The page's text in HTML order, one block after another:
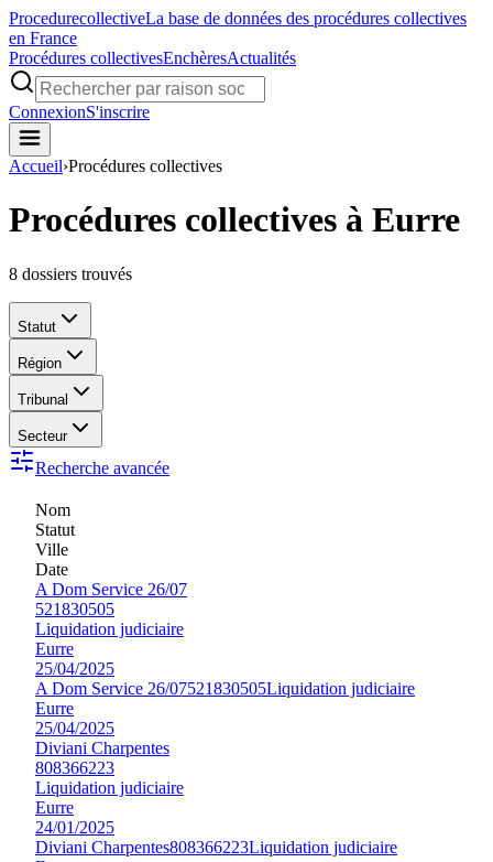
ProcedurecollectiveLa base de données des procédures collectives
en France
Procédures collectivesEnchèresActualités
ConnexionS'inscrire
Accueil›Procédures collectives
Procédures collectives à Eurre
8 dossiers trouvés
Statut
Région
Tribunal
Secteur
Recherche avancée
Nom
Statut
Ville
Date
A Dom Service 26/07
521830505
Liquidation judiciaire
Eurre
25/04/2025
A Dom Service 26/07521830505Liquidation judiciaire
Eurre
25/04/2025
Diviani Charpentes
808366223
Liquidation judiciaire
Eurre
24/01/2025
Diviani Charpentes808366223Liquidation judiciaire